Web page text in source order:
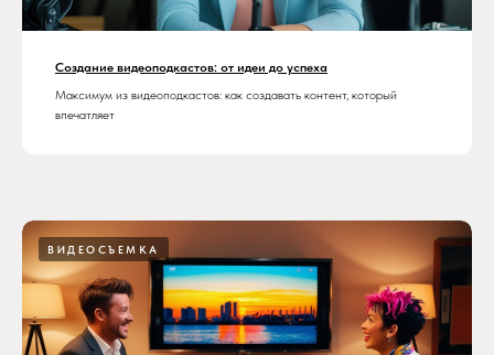
Создание видеоподкастов: от идеи до успеха
Максимум из видеоподкастов: как создавать контент, который
впечатляет
ВИДЕОСЪЕМКА